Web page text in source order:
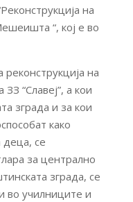
на
“, кој е во
на
“Славеј”, а кои
зграда и за кои
како
деца, се
за централно
зграда, се
во училниците и